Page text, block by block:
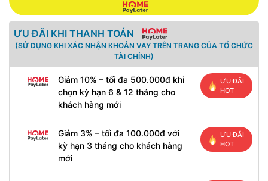
ƯU ĐÃI KHI THANH TOÁN
(SỬ DỤNG KHI XÁC NHẬN KHOẢN VAY TRÊN TRANG CỦA TỔ CHỨC
TÀI CHÍNH)
Giảm 10% – tối đa 500.000đ khi
chọn kỳ hạn 6 & 12 tháng cho
khách hàng mới
ƯU ĐÃI
HOT
Giảm 3% – tối đa 100.000đ với
kỳ hạn 3 tháng cho khách hàng
mới
ƯU ĐÃI
HOT